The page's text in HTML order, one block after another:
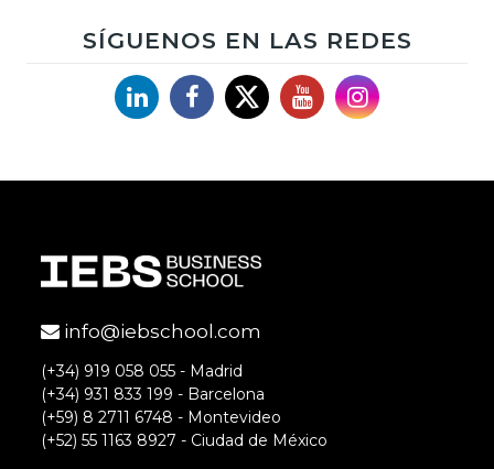
SÍGUENOS EN LAS REDES
LinkedinFacebook
X YouTubeInstagram
info@iebschool.com
(+34) 919 058 055 - Madrid
(+34) 931 833 199 - Barcelona
(+59) 8 2711 6748 - Montevideo
(+52) 55 1163 8927 - Ciudad de México